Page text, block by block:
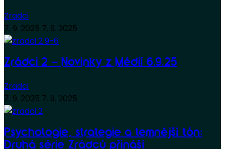
Zradci
7. 9. 2025 7. 9. 2025
Zrádci 2 – Novinky z Médií 6.9.25
Zradci
7. 9. 2025 7. 9. 2025
Psychologie, strategie a temnější tón:
Druhá série Zrádců přináší